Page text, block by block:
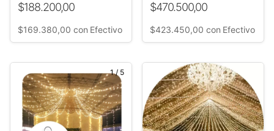
$188.200,00
$169.380,00 con Efectivo
$470.500,00
$423.450,00 con Efectivo
1/ 5